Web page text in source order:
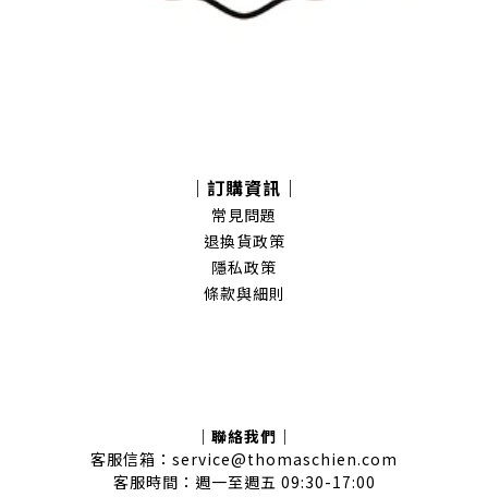
｜訂購資訊｜
常見問題
退換貨政策
隱私政策
條款與細則
｜聯絡我們｜
客服信箱：service@thomaschien.com
客服時間：週一至週五 09:30-17:00